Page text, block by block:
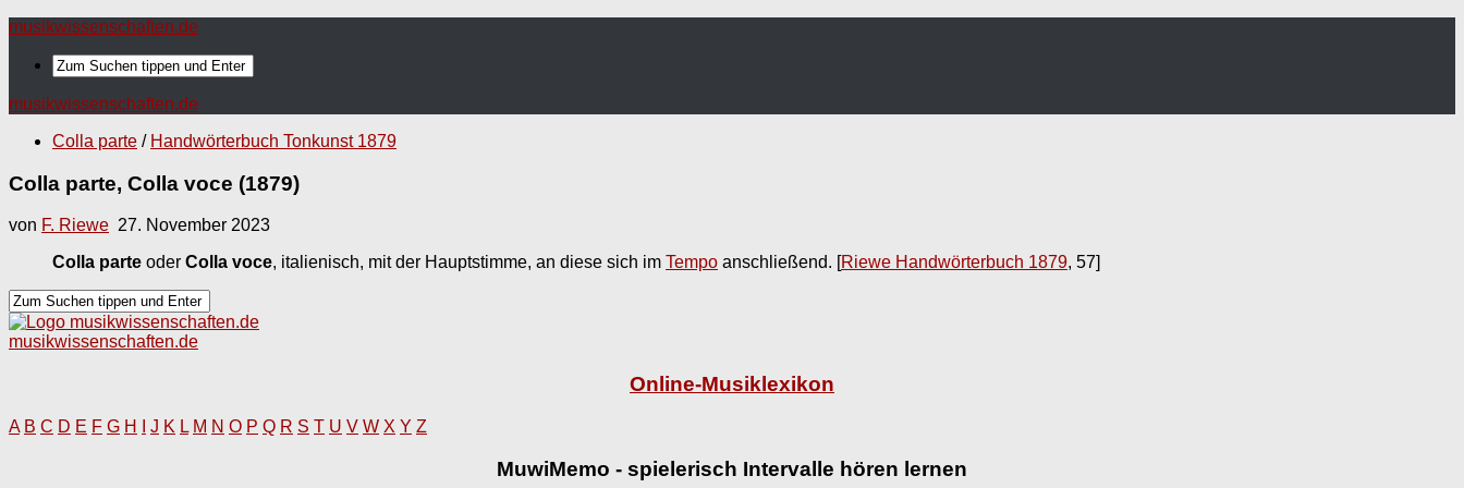
musikwissenschaften.de
musikwissenschaften.de
Colla parte / Handwörterbuch Tonkunst 1879
Colla parte, Colla voce (1879)
von F. Riewe 27. November 2023
Colla parte oder Colla voce, italienisch, mit der Hauptstimme, an diese sich im Tempo anschließend. [Riewe Handwörterbuch 1879, 57]
musikwissenschaften.de
Online-Musiklexikon
A B C D E F G H J K L M N O P Q R S T U V W X Y Z
MuwiMemo - spielerisch Intervalle hören lernen